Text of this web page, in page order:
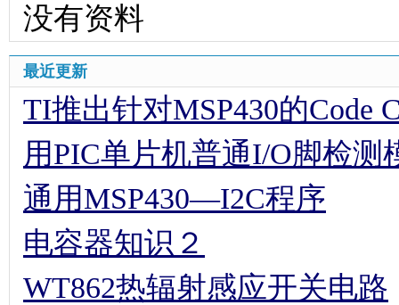
没有资料
最近更新
TI推出针对MSP430的Code
用PIC单片机普通I/O脚检测
通用MSP430—I2C程序
电容器知识２
WT862热辐射感应开关电路